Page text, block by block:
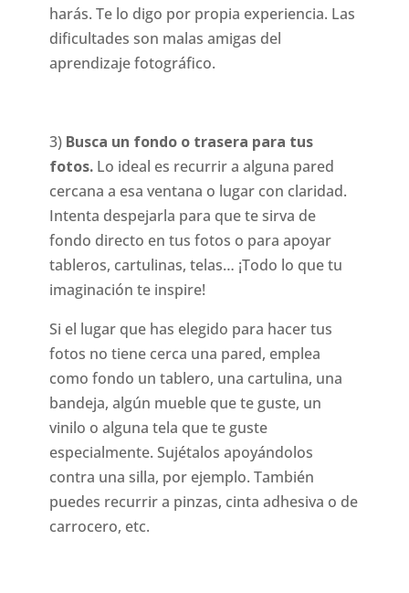
harás. Te lo digo por propia experiencia. Las
dificultades son malas amigas del
aprendizaje fotográfico.
3) Busca un fondo o trasera para tus
fotos.Lo ideal es recurrir a alguna pared
cercana a esa ventana o lugar con claridad.
Intenta despejarla para que te sirva de
fondo directo en tus fotos o para apoyar
tableros, cartulinas, telas… ¡Todo lo que tu
imaginación te inspire!
Si el lugar que has elegido para hacer tus
fotos no tiene cerca una pared, emplea
como fondo un tablero, una cartulina, una
bandeja, algún mueble que te guste, un
vinilo o alguna tela que te guste
especialmente. Sujétalos apoyándolos
contra una silla, por ejemplo. También
puedes recurrir a pinzas, cinta adhesiva o de
carrocero, etc.